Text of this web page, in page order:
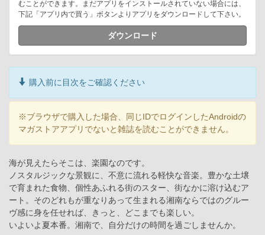
むことができます。まだアプリをインストールされていない場合には、
下記「アプリ内で買う」ボタンよりアプリをダウンロードして下さい。
ダウンロード
購入前に目次をご確認ください
※ブラウザで購入した場合、同じIDでログインしたAndroidの
マガストアアプリでないと雑誌を読むことができません。
海が見えたらそこは、楽園なのです。
ノスタルジックな景観に、不意に流れる軽快な音楽。豊かな土壌
で育まれた食物、個性あふれる街のスター、街なかに溶け込むア
ート。そのどれもが重なりあって生まれる湘南ならではのグルー
ヴ感に身を任せれば、きっと、どこまでも楽しい。
いよいよ夏本番。湘南で、自分だけの時間を過ごしませんか。